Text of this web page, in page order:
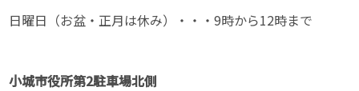
日曜日（お盆・正月は休み）・・・9時から12時まで
小城市役所第2駐車場北側